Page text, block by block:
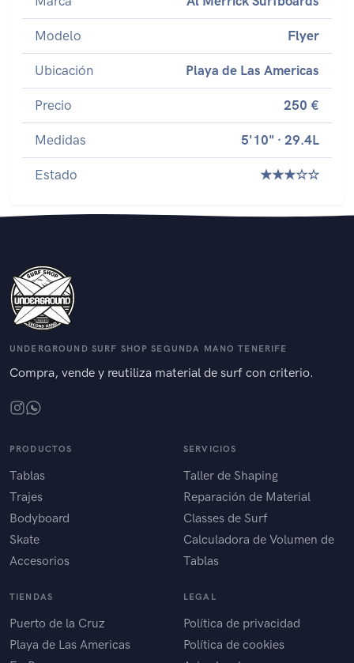
Modelo Flyer
Ubicación Playa de Las Americas
Precio 250 €
Medidas 5'10" · 29.4L
Estado ★★★☆☆
UNDERGROUND SURF SHOP SEGUNDA MANO TENERIFE
Compra, vende y reutiliza material de surf con criterio.
PRODUCTOS
Tablas
Trajes
Bodyboard
Skate
Accesorios
SERVICIOS
Taller de Shaping
Reparación de Material
Classes de Surf
Calculadora de Volumen de
Tablas
TIENDAS
Puerto de la Cruz
Playa de Las Americas
LEGAL
Política de privacidad
Política de cookies